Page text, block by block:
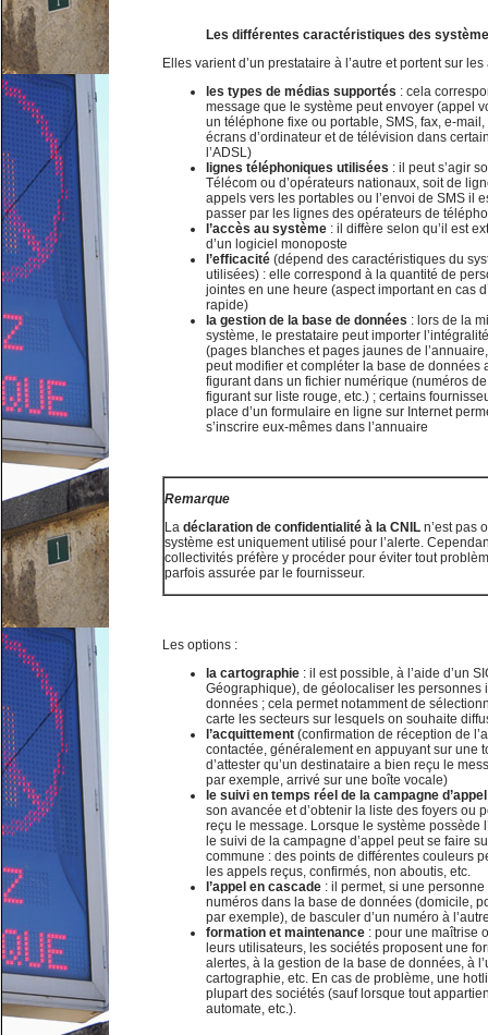
Les différentes caractéristiques des
Elles varient d’un prestataire à l’autre et portent sur
les types de médias supportés : cela
message que le système peut envoyer (appel
un téléphone fixe ou portable, SMS, fax, e-
écrans d’ordinateur et de télévision dans
l’ADSL)
lignes téléphoniques utilisées : il peut s’agir
Télécom ou d’opérateurs nationaux, soit de
appels vers les portables ou l’envoi de SMS il
passer par les lignes des opérateurs de
l’accès au système : il diffère selon qu’il est
d’un logiciel monoposte
l’efficacité (dépend des caractéristiques du
utilisées) : elle correspond à la quantité de
jointes en une heure (aspect important en cas
rapide)
la gestion de la base de données : lors de la
système, le prestataire peut importer
(pages blanches et pages jaunes de
peut modifier et compléter la base de données
figurant dans un fichier numérique (numéros
figurant sur liste rouge, etc.) ; certains
place d’un formulaire en ligne sur Internet
s’inscrire eux-mêmes dans l’annuaire
Remarque
La déclaration de confidentialité à la CNIL n’est pas
système est uniquement utilisé pour l’alerte.
collectivités préfère y procéder pour éviter tout
parfois assurée par le fournisseur.
Les options :
la cartographie : il est possible, à l’aide d’un
Géographique), de géolocaliser les personnes
données ; cela permet notamment de
carte les secteurs sur lesquels on souhaite
l’acquittement (confirmation de réception de
contactée, généralement en appuyant sur une
d’attester qu’un destinataire a bien reçu le
par exemple, arrivé sur une boîte vocale)
le suivi en temps réel de la campagne
son avancée et d’obtenir la liste des foyers ou
reçu le message. Lorsque le système possède
le suivi de la campagne d’appel peut se faire
commune : des points de différentes couleurs
les appels reçus, confirmés, non aboutis, etc.
l’appel en cascade : il permet, si une
numéros dans la base de données (domicile,
par exemple), de basculer d’un numéro à
formation et maintenance : pour une maîtrise
leurs utilisateurs, les sociétés proposent une
alertes, à la gestion de la base de données, à
cartographie, etc. En cas de problème, une
plupart des sociétés (sauf lorsque tout
automate, etc.).